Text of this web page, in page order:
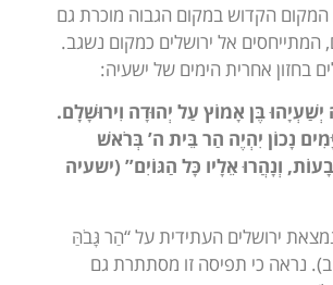
המקום הקדוש במקום הגבוה מוכרת גם
המתייחסים אל ירושלים כמקום נשגב.
בחזון אחרית הימים של ישעיה:
בֶּן אָמוֹץ עַל יְהוּדָה וִירוּשָׁלִָם.
נָכוֹן יִהְיֶה הַר בֵּית ה’ בְּרֹאשׁ
וְנָהֲרוּ אֵלָיו כָּל הַגּוֹיִם” (ישעיה
ירושלים העתידית על “הַר גָּבֹהַּ
נראה כי תפיסה זו מסתתרת גם